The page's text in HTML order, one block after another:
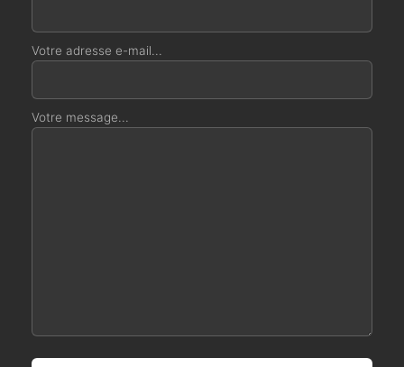
Votre adresse e-mail...
Votre message...